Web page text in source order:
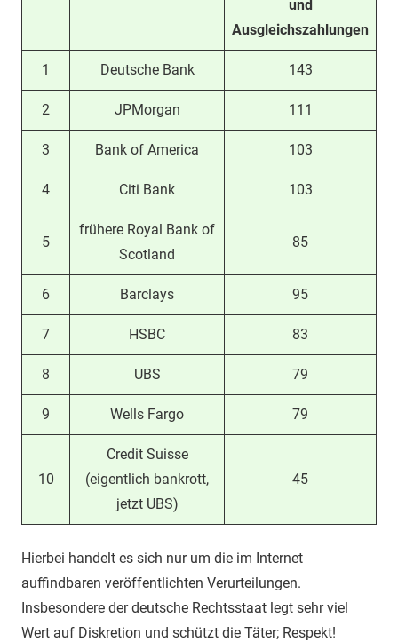
und
Ausgleichszahlungen
1 Deutsche Bank 143
2 JPMorgan 111
3 Bank of America 103
4 Citi Bank 103
5
frühere Royal Bank of
Scotland
85
6 Barclays 95
7 HSBC 83
8 UBS 79
9 Wells Fargo 79
10
Credit Suisse
(eigentlich bankrott,
jetzt UBS)
45
Hierbei handelt es sich nur um die im Internet
auffindbaren veröffentlichten Verurteilungen.
Insbesondere der deutsche Rechtsstaat legt sehr viel
Wert auf Diskretion und schützt die Täter; Respekt!